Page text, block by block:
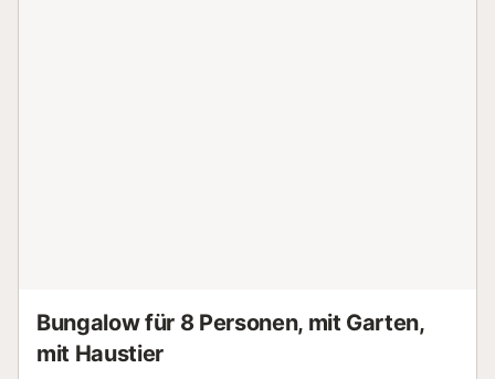
Bungalow für 8 Personen, mit Garten,
mit Haustier